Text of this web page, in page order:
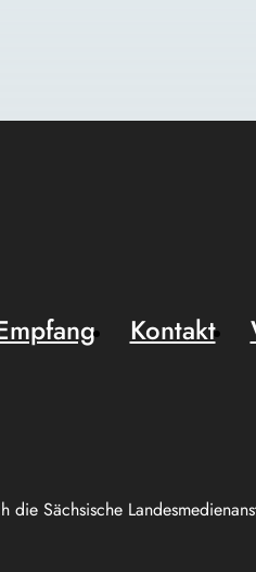
die Sächsische
Kontakt